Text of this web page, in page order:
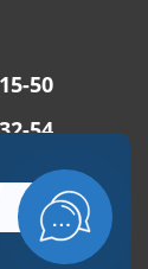
50
54
сайта
«СТРОИМ САЙТ»